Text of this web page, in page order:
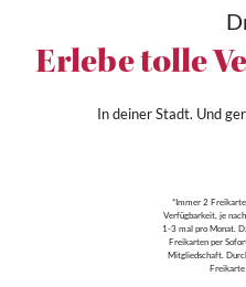
Erlebe tolle
In deiner Stadt. Und
*Immer 2
Verfügbarkeit, je
1-3 mal pro Monat.
Freikarten per
Mitgliedschaft.
Freikarte